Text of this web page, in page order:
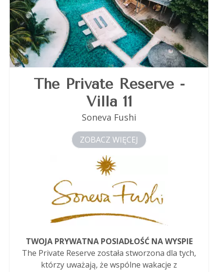
The Private Reserve -
Villa 11
Soneva Fushi
ZOBACZ WIĘCEJ
TWOJA PRYWATNA POSIADŁOŚĆ NA WYSPIE
The Private Reserve została stworzona dla tych,
którzy uważają, że wspólne wakacje z